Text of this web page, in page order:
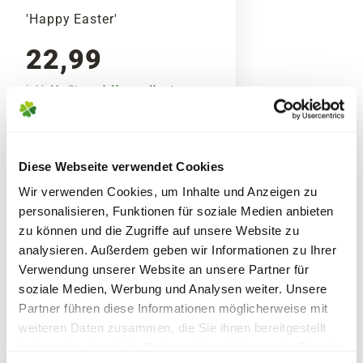
Diese Webseite verwendet Cookies
Wir verwenden Cookies, um Inhalte und Anzeigen zu
personalisieren, Funktionen für soziale Medien anbieten
zu können und die Zugriffe auf unsere Website zu
analysieren. Außerdem geben wir Informationen zu Ihrer
Verwendung unserer Website an unsere Partner für
soziale Medien, Werbung und Analysen weiter. Unsere
Partner führen diese Informationen möglicherweise mit
weiteren Daten zusammen, die Sie ihnen bereitgestellt
Mehr Pflegetipps
händisch gebunden
wird und somit ein
echtes Einzelstück ist. Daher können das
Aussehen und die Form des gelieferten
Blumenstraußes minimal von der
Abbildung abweichen.
Aufgrund derbesonderen
haben wir das Liefergebiet auf Deutschland
aber weltweit.
Wenn Deine Bestellung zu einem passenden
Ereignis ankommen soll, kannst Du einfach ein
Deine Bestellung bis zu30 Tage im Voraus
planen.
Auf dem Paket wird Blumen Risse als Absender
genannt. Wir empfehlen Dir daher eine
Grußkartemit persönlichem Text beizufügen.
'Happy Easter'
22,99
inkl. MwSt. zzgl. Versandkosten
WEITERE PRODUKTE